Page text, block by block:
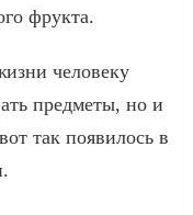
фрукта.
человеку
предметы, но и
так появилось в